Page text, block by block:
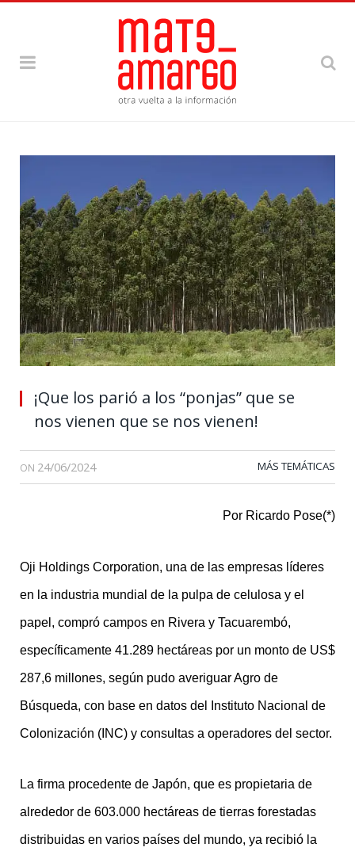
¡Que los parió a los “ponjas” que se
nos vienen que se nos vienen!
ON 24/06/2024 MÁS TEMÁTICAS
Por Ricardo Pose(*)
Oji Holdings Corporation, una de las empresas líderes
en la industria mundial de la pulpa de celulosa y el
papel, compró campos en Rivera y Tacuarembó,
específicamente 41.289 hectáreas por un monto de US$
287,6 millones, según pudo averiguar Agro de
Búsqueda, con base en datos del Instituto Nacional de
Colonización (INC) y consultas a operadores del sector.
La firma procedente de Japón, que es propietaria de
alrededor de 603.000 hectáreas de tierras forestadas
distribuidas en varios países del mundo, ya recibió la